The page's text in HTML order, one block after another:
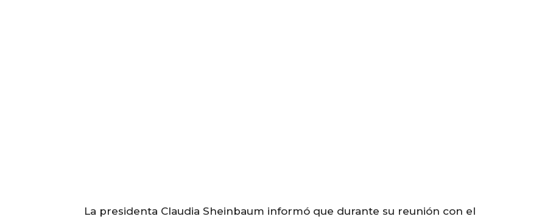
La presidenta Claudia Sheinbaum informó que durante su reunión con el